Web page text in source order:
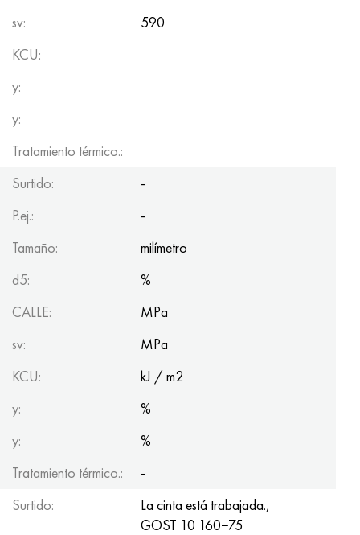
sv:
590
KCU:
y:
y:
Tratamiento térmico.:
Surtido:
-
P.ej.:
-
Tamaño:
milímetro
d5:
%
CALLE:
MPa
sv:
MPa
KCU:
kJ / m2
y:
%
y:
%
Tratamiento térmico.:
-
Surtido:
La cinta está trabajada.,
GOST 10 160−75